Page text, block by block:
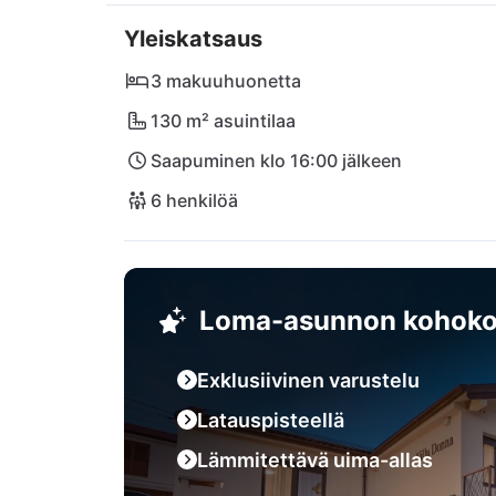
Välittömässä läheisyydessä sijaitsee
Studenac. Viehättävä Vila Nora -ranta on
Rijekan kaupunkiin tai nauti Opatijan
Yleiskatsaus
3 makuuhuonetta
130 m² asuintilaa
Saapuminen klo 16:00 jälkeen
6 henkilöä
Loma-asunnon
Exklusiivinen varustelu
Latauspisteellä
Lämmitettävä uima-allas